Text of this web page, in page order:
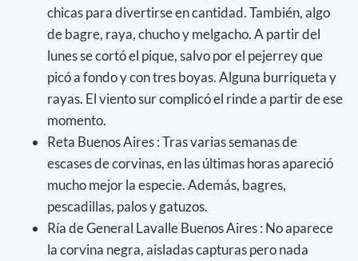
chicas para divertirse en cantidad. También, algo
de bagre, raya, chucho y melgacho. A partir del
lunes se cortó el pique, salvo por el pejerrey que
picó a fondo y con tres boyas. Alguna burriqueta y
rayas. El viento sur complicó el rinde a partir de ese
momento.
Reta Buenos Aires : Tras varias semanas de
escases de corvinas, en las últimas horas apareció
mucho mejor la especie. Además, bagres,
pescadillas, palos y gatuzos.
Ría de General Lavalle Buenos Aires : No aparece
la corvina negra, aisladas capturas pero nada